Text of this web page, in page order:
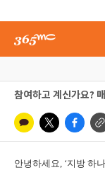
참여하고 계신가요?
안녕하세요, ‘지방 하